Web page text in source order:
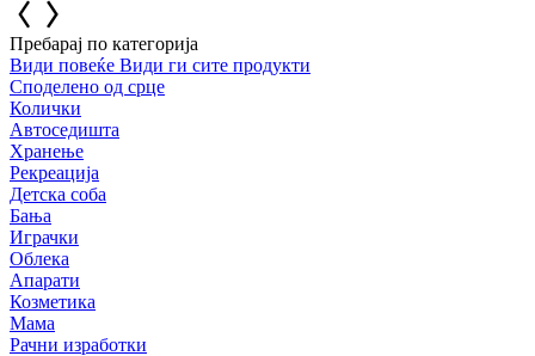
Пребарај по категорија
Види повеќе Види ги сите продукти
Споделено од срце
Колички
Автоседишта
Хранење
Рекреација
Детска соба
Бања
Играчки
Облека
Апарати
Козметика
Мама
Рачни изработки